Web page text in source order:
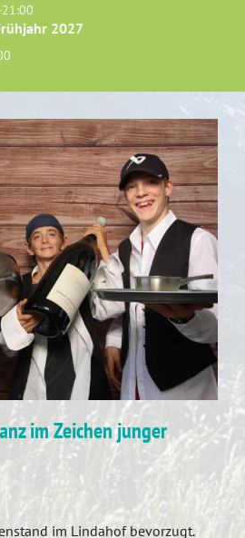
2027
im Zeichen junger
im Lindahof bevorzugt.